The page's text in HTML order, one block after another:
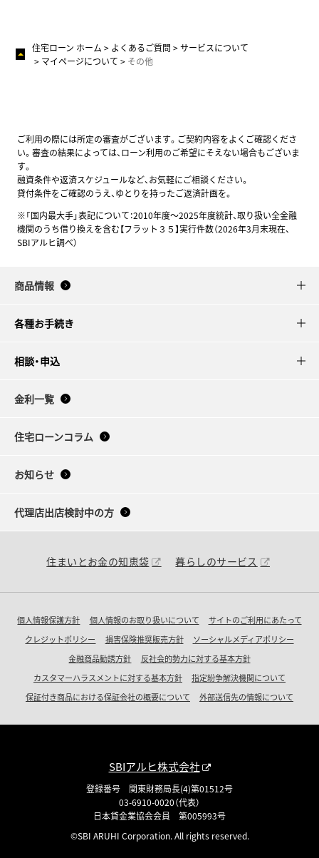
住宅ローン ホーム よくあるご質問
サービスについて
マイページについて
その他
ご利用の際には所定の審査がございます。ご契約内容をよくご確認くださ
い。審査の結果によっては、ローン利用のご希望にそえない場合もございま
す。
融資条件や返済スケジュールなど、お気軽にご相談ください。
貸付条件をご確認のうえ、ゆとりを持ったご返済計画を。
※「国内最大手」表記について：2010年度～2025年度統計、取り扱い全金融
機関のうち借り換えを含む【フラット３５】実行件数（2026年3月末現在、
SBIアルヒ調べ）
商品情報
各種お手続き
相談・申込
金利一覧
住宅ローンコラム
お知らせ
代理店出店検討中の方
住まいとお金の知恵袋 暮らしのサービス
個人情報保護方針 個人情報のお取り扱いについて
サイトのご利用にあたって
クレジットポリシー
損害保険推奨販売方針
ソーシャルメディアポリシー
金融商品勧誘方針
反社会的勢力に対する基本方針
カスタマーハラスメントに対する基本方針
指定紛争解決機関について
保証付き商品における保証会社の概要について
外部送信先の情報について
SBIアルヒ株式会社
登録番号 関東財務局長(4)第01512号
03-6910-0020（代表）
日本貸金業協会会員 第005993号
©SBI ARUHI Corporation. All rights reserved.